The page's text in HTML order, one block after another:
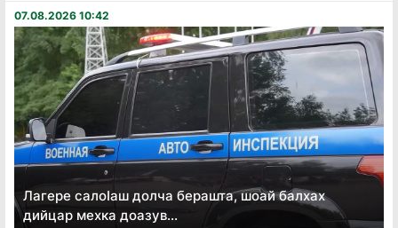
07.08.2026 10:42
Лагере салоӏаш долча берашта, шоай балхах
дийцар мехка доазув...